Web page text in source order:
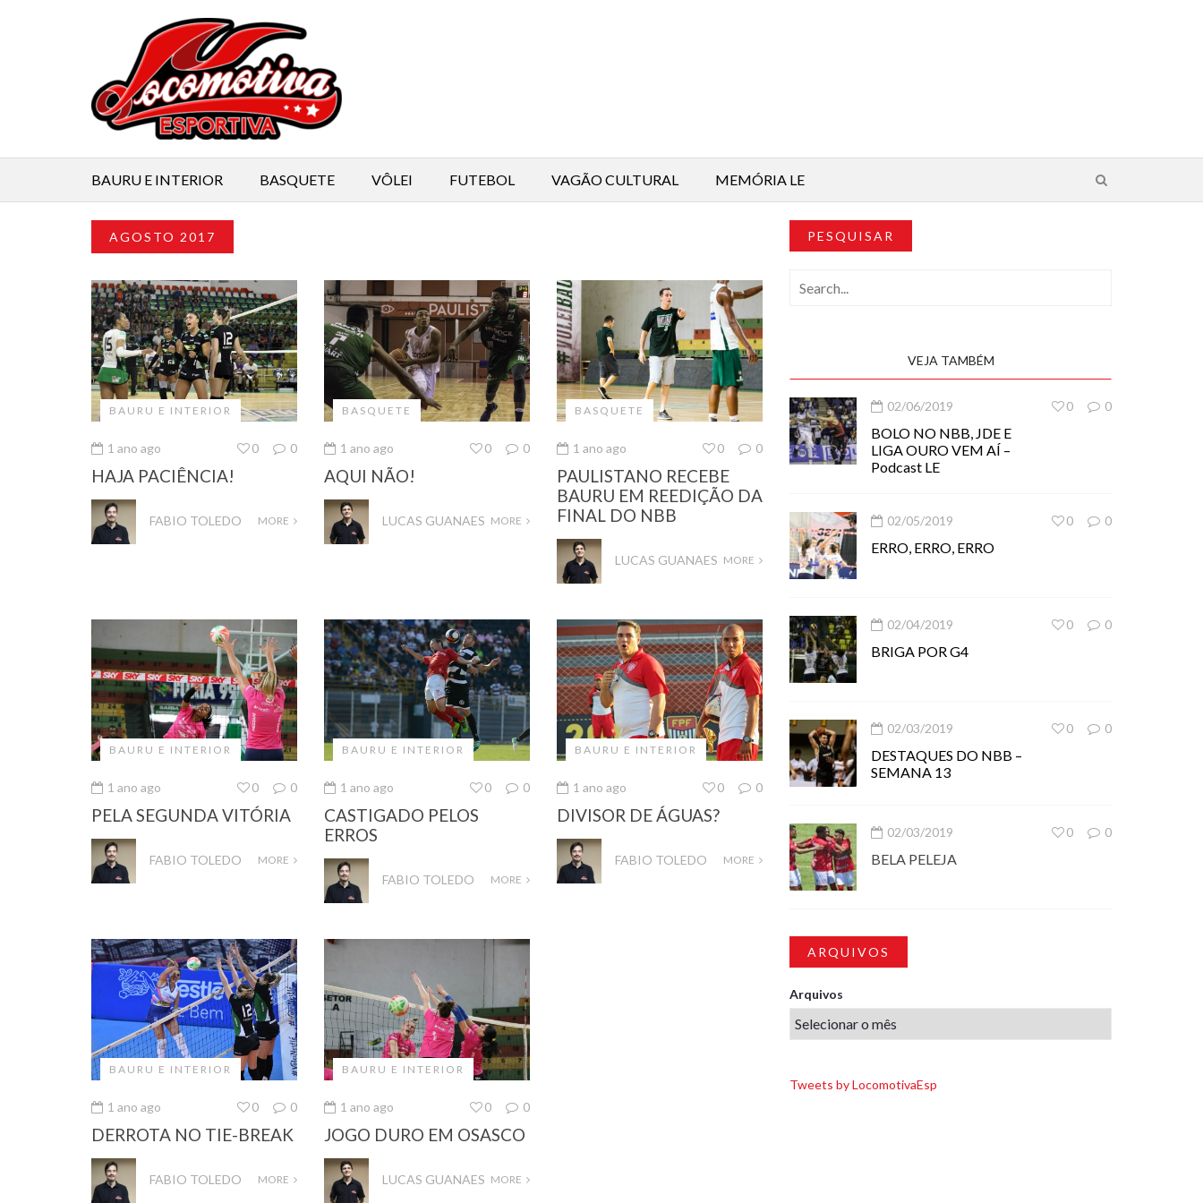
BAURU E INTERIOR BASQUETE VÔLEI FUTEBOL VAGÃO CULTURAL MEMÓRIA LE
AGOSTO 2017
BAURU E INTERIOR
1 ano ago 0
0
HAJA PACIÊNCIA!
FABIO TOLEDO MORE
BASQUETE
1 ano ago 0
0
AQUI NÃO!
LUCAS GUANAES MORE
BASQUETE
1 ano ago 0
0
PAULISTANO RECEBE
BAURU EM REEDIÇÃO DA
FINAL DO NBB
LUCAS GUANAES MORE
BAURU E INTERIOR
1 ano ago 0
0
PELA SEGUNDA VITÓRIA
FABIO TOLEDO MORE
BAURU E INTERIOR
1 ano ago 0
0
CASTIGADO PELOS
ERROS
FABIO TOLEDO MORE
BAURU E INTERIOR
1 ano ago 0
0
DIVISOR DE ÁGUAS?
FABIO TOLEDO MORE
BAURU E INTERIOR
1 ano ago 0
0
DERROTA NO TIE-BREAK
FABIO TOLEDO MORE
BAURU E INTERIOR
1 ano ago 0
0
JOGO DURO EM OSASCO
LUCAS GUANAES MORE
PESQUISAR
VEJA TAMBÉM
02/06/2019 0
0
BOLO NO NBB, JDE E
LIGA OURO VEM AÍ –
Podcast LE
02/05/2019 0
0
ERRO, ERRO, ERRO
02/04/2019 0
0
BRIGA POR G4
02/03/2019 0
0
DESTAQUES DO NBB –
SEMANA 13
02/03/2019 0
0
BELA PELEJA
ARQUIVOS
Arquivos
Tweets by LocomotivaEsp